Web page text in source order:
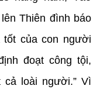
Thiên đình báo
của con người
đoạt công tội,
loài người.” Vì